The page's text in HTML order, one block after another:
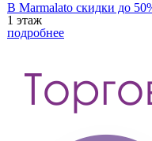
В Marmalato скидки до
1 этаж
подробнее